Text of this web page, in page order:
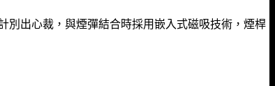
別出心裁，與煙彈結合時採用嵌入式磁吸技術，煙桿